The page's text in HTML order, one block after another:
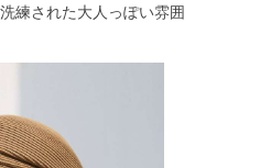
練された大人っぽい雰囲